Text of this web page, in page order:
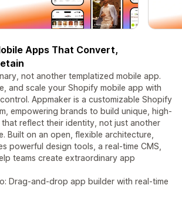
Apps That Convert,
not another templatized mobile app.
and scale your Shopify mobile app with
Appmaker is a customizable Shopify
empowering brands to build unique, high-
reflect their identity, not just another
Built on an open, flexible architecture,
powerful design tools, a real-time CMS,
teams create extraordinary app
Drag-and-drop app builder with real-time